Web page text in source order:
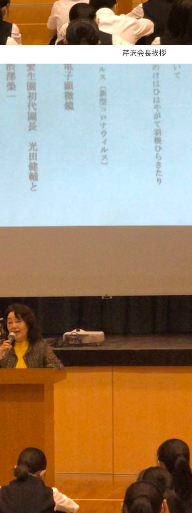
芹沢会長挨拶